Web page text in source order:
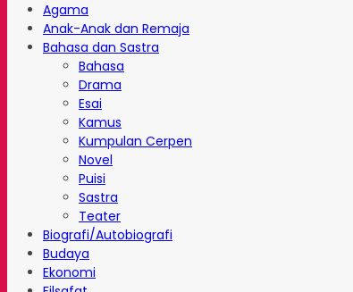
Agama
Anak-Anak dan Remaja
Bahasa dan Sastra
Bahasa
Drama
Esai
Kamus
Kumpulan Cerpen
Novel
Puisi
Sastra
Teater
Biografi/Autobiografi
Budaya
Ekonomi